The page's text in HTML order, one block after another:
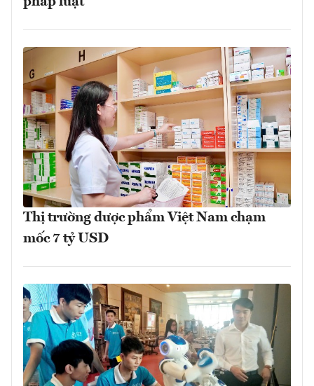
Thị trường dược phẩm Việt Nam chạm
mốc 7 tỷ USD